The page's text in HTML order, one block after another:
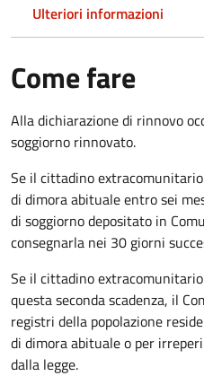
Ulteriori informazioni
Come fare
Alla dichiarazione di rinnovo
soggiorno rinnovato.
Se il cittadino
di dimora abituale entro sei
di soggiorno depositato in
consegnarla nei 30 giorni
Se il cittadino
questa seconda scadenza, il
registri della popolazione
di dimora abituale o per
dalla legge.